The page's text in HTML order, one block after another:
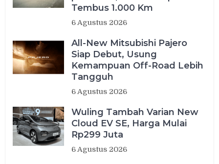
Tembus 1.000 Km
6 Agustus 2026
All-New Mitsubishi Pajero
Siap Debut, Usung
Kemampuan Off-Road Lebih
Tangguh
6 Agustus 2026
Wuling Tambah Varian New
Cloud EV SE, Harga Mulai
Rp299 Juta
6 Agustus 2026